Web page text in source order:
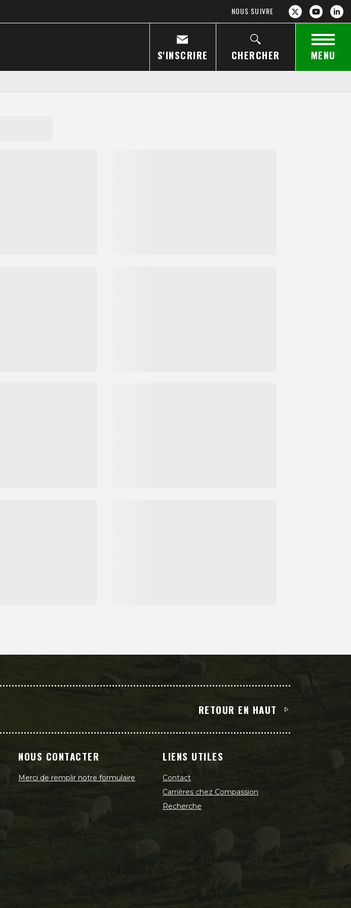
NOUS SUIVRE
S'INSCRIRE CHERCHER MENU
RETOUR EN HAUT
NOUS CONTACTER
Merci de remplir notre formulaire
LIENS UTILES
Contact
Carrières chez Compassion
Recherche